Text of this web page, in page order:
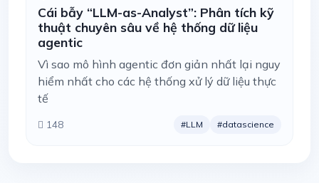
Cái bẫy “LLM-as-Analyst”: Phân tích kỹ
thuật chuyên sâu về hệ thống dữ liệu
agentic
Vì sao mô hình agentic đơn giản nhất lại nguy
hiểm nhất cho các hệ thống xử lý dữ liệu thực
tế
148 #LLM #datascience